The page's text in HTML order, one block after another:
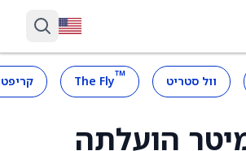
וול סטריט ™
The Fly
הועלתה